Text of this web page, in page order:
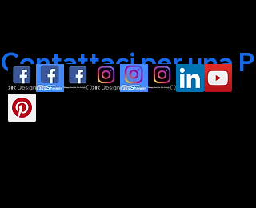
Contattaci per una